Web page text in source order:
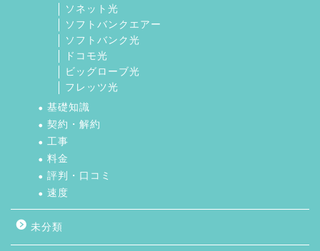
ソネット光
ソフトバンクエアー
ソフトバンク光
ドコモ光
ビッグローブ光
フレッツ光
基礎知識
契約・解約
工事
料金
評判・口コミ
速度
未分類